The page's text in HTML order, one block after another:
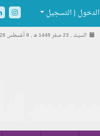
الدخول | التسجيل
السبت , 23 صفر 1448 هـ , 8 أغسطس 2026 م |